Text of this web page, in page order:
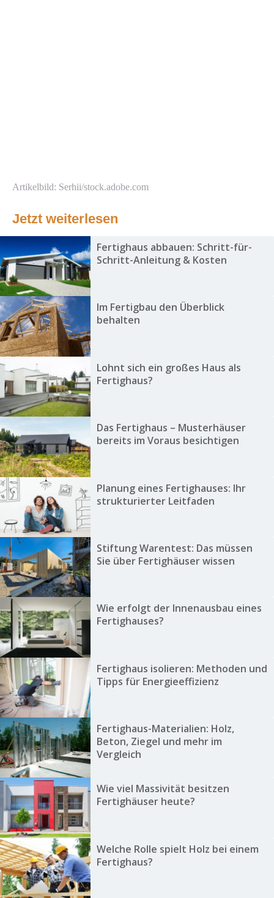
Artikelbild: Serhii/stock.adobe.com
Jetzt weiterlesen
Fertighaus abbauen: Schritt-für-
Schritt-Anleitung & Kosten
Im Fertigbau den Überblick
behalten
Lohnt sich ein großes Haus als
Fertighaus?
Das Fertighaus – Musterhäuser
bereits im Voraus besichtigen
Planung eines Fertighauses: Ihr
strukturierter Leitfaden
Stiftung Warentest: Das müssen
Sie über Fertighäuser wissen
Wie erfolgt der Innenausbau eines
Fertighauses?
Fertighaus isolieren: Methoden und
Tipps für Energieeffizienz
Fertighaus-Materialien: Holz,
Beton, Ziegel und mehr im
Vergleich
Wie viel Massivität besitzen
Fertighäuser heute?
Welche Rolle spielt Holz bei einem
Fertighaus?